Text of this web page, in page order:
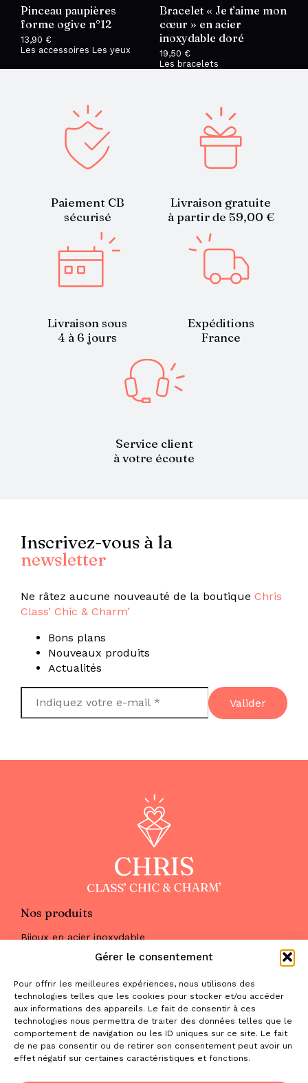
Gérer le consentement
Pour offrir les meilleures expériences, nous utilisons des
technologies telles que les cookies pour stocker et/ou accéder
aux informations des appareils. Le fait de consentir à ces
technologies nous permettra de traiter des données telles que le
comportement de navigation ou les ID uniques sur ce site. Le fait
de ne pas consentir ou de retirer son consentement peut avoir un
effet négatif sur certaines caractéristiques et fonctions.
Pinceau paupières
forme ogive n°12
13,90 €
Les accessoires Les yeux
Bracelet « Je t’aime mon
cœur » en acier
inoxydable doré
19,50 €
Les bracelets
Paiement CB
sécurisé
Livraison gratuite
à partir de 59,00 €
Livraison sous
4 à 6 jours
Expéditions
France
Service client
à votre écoute
Inscrivez-vous à la
newsletter
Ne râtez aucune nouveauté de la boutique Chris
Class’ Chic & Charm’
Bons plans
Nouveaux produits
Actualités
Nos produits
Bijoux en acier inoxydable
Maquillage
Parfums
Nous trouver
& nous contacter
2 place de la Liberté
31470 Saint-Lys